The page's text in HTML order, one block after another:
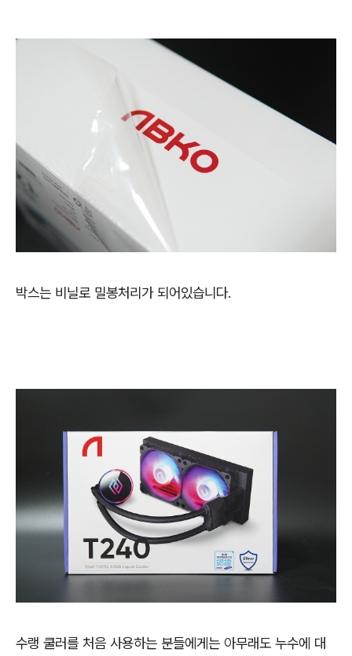
박스는 비닐로 밀봉처리가 되어있습니다.
수랭 쿨러를 처음 사용하는 분들에게는 아무래도 누수에 대